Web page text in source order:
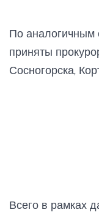
По аналогичным
приняты
Сосногорска,
Всего в рамках